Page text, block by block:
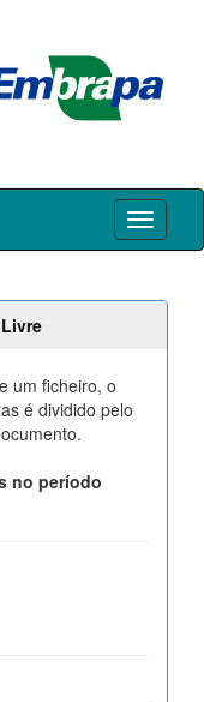
um ficheiro, o
é dividido pelo
no período